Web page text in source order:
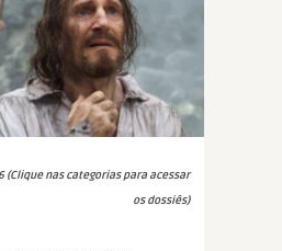
(Clique nas categorias para acessar
os dossiês)